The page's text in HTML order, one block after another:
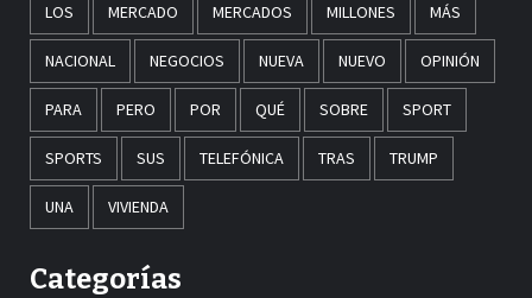
LOS MERCADO MERCADOS MILLONES MÁS
NACIONAL NEGOCIOS NUEVA NUEVO OPINIÓN
PARA PERO POR QUÉ SOBRE SPORT
SPORTS SUS TELEFÓNICA TRAS TRUMP
UNA VIVIENDA
Categorías